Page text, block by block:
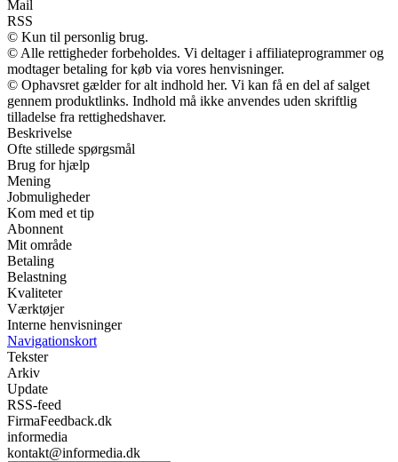
Mail
RSS
© Kun til personlig brug.
© Alle rettigheder forbeholdes. Vi deltager i affiliateprogrammer og
modtager betaling for køb via vores henvisninger.
© Ophavsret gælder for alt indhold her. Vi kan få en del af salget
gennem produktlinks. Indhold må ikke anvendes uden skriftlig
tilladelse fra rettighedshaver.
Beskrivelse
Ofte stillede spørgsmål
Brug for hjælp
Mening
Jobmuligheder
Kom med et tip
Abonnent
Mit område
Betaling
Belastning
Kvaliteter
Værktøjer
Interne henvisninger
Navigationskort
Tekster
Arkiv
Update
RSS-feed
FirmaFeedback.dk
informedia
kontakt@informedia.dk